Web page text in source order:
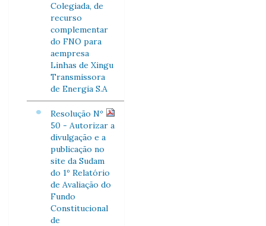
Colegiada, de
recurso
complementar
do FNO para
aempresa
Linhas de Xingu
Transmissora
de Energia S.A
Resolução Nº
50 - Autorizar a
divulgação e a
publicação no
site da Sudam
do 1º Relatório
de Avaliação do
Fundo
Constitucional
de